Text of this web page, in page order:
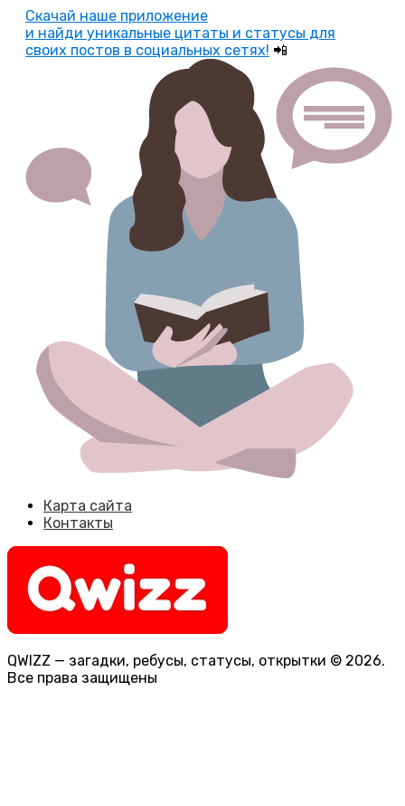
Скачай наше приложение
и найди уникальные цитаты и статусы для
своих постов в социальных сетях! 📲
Карта сайта
Контакты
QWIZZ — загадки, ребусы, статусы, открытки © 2026.
Все права защищены